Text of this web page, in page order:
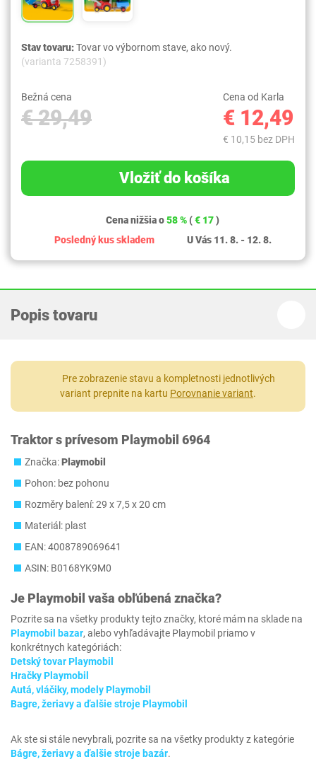
Stav tovaru:Tovar vo výbornom stave, ako nový.
(varianta 7258391)
Bežná cena
€ 29,49
Cena od Karla
€ 12,49
€ 10,15 bez DPH
Vložiť do košíka
Cena nižšia o58 % (€ 17)
Posledný kus skladem
U Vás 11. 8. - 12. 8.
Popis tovaru
Pre zobrazenie stavu a kompletnosti jednotlivých
variant prepnite na kartu Porovnanie variant.
Traktor s prívesom Playmobil 6964
Značka:Playmobil
Pohon: bez pohonu
Rozměry balení: 29 x 7,5 x 20 cm
Materiál: plast
EAN: 4008789069641
ASIN: B0168YK9M0
Je Playmobil vaša obľúbená značka?
Pozrite sa na všetky produkty tejto značky, ktoré mám na sklade na
Playmobil bazar, alebo vyhľadávajte Playmobil priamo v
konkrétnych kategóriách:
Detský tovar Playmobil
Hračky Playmobil
Autá, vláčiky, modely Playmobil
Bagre, žeriavy a ďalšie stroje Playmobil
Ak ste si stále nevybrali, pozrite sa na všetky produkty z kategórie
Bágre, žeriavy a ďalšie stroje bazár.